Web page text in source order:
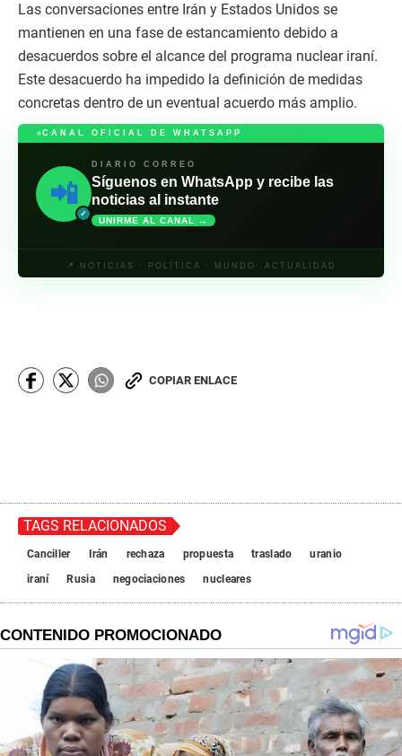
Las conversaciones entre Irán y Estados Unidos se
mantienen en una fase de estancamiento debido a
desacuerdos sobre el alcance del programa nuclear iraní.
Este desacuerdo ha impedido la definición de medidas
concretas dentro de un eventual acuerdo más amplio.
CANAL OFICIAL DE WHATSAPP
📲
✓
DIARIO CORREO
Síguenos en WhatsApp y recibe las
noticias al instante
UNIRME AL CANAL →
📍 NOTICIAS · POLÍTICA · MUNDO· ACTUALIDAD
COPIAR ENLACE
TAGS RELACIONADOS
Canciller Irán rechaza propuesta traslado
uranio
iraní
Rusia negociaciones nucleares